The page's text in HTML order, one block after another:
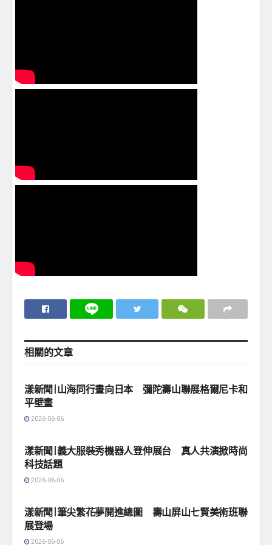
相關的文章
漾新聞|山海同行畫向日本 彌陀壽山聯展格爾尼卡和
平壁畫
2026-06-06
漾新聞|義大服裝秀機器人登伸展台 真人共演掀時尚
科技話題
2026-06-06
漾新聞|筆尖繁花夢開進總圖 壽山屏山七賢美術班聯
展登場
2026-06-06